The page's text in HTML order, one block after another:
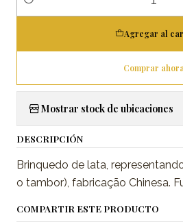
Cantidad
Agregar al
Comprar ahora
Mostrar stock de ubicaciones
DESCRIPCIÓN
Brinquedo de lata,
o tambor), fabricação Chinesa.
COMPARTIR ESTE PRODUCTO